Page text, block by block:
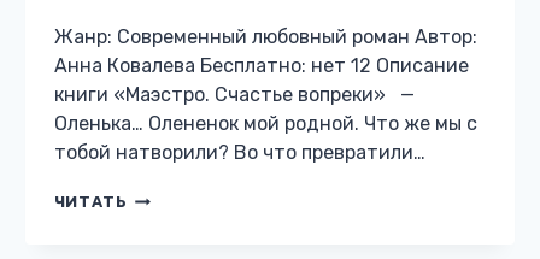
Жанр: Современный любовный роман Автор:
Анна Ковалева Бесплатно: нет 12 Описание
книги «Маэстро. Счастье вопреки» —
Оленька… Олененок мой родной. Что же мы с
тобой натворили? Во что превратили…
ЧИТАТЬ МАЭСТРО.